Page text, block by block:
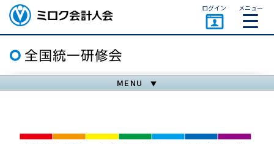
ミロク会計人会 MIROKU
ACCOUNTING PERSON
ASSOCIATION
ログイン メニュー
MENU